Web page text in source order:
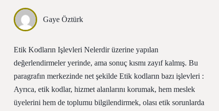
Gaye Öztürk
Etik Kodların Işlevleri Nelerdir üzerine yapılan
değerlendirmeler yerinde, ama sonuç kısmı zayıf kalmış. Bu
paragrafın merkezinde net şekilde Etik kodların bazı işlevleri :
Ayrıca, etik kodlar, hizmet alanlarını korumak, hem meslek
üyelerini hem de toplumu bilgilendirmek, olası etik sorunlarda